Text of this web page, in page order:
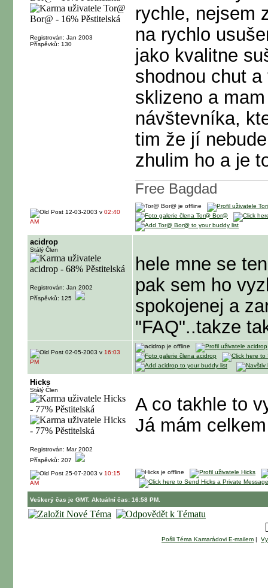
Registrován: Jan 2003
Příspěvků: 130
rychle, nejsem
na rychlo
jako kvalitne
shodnou chut
sklizeno a
návštevníka,
tim že jí
zhulim ho a je
Free Bagdad
12-03-2003 v 02:40
AM
acidrop
Stálý Člen
Registrován: Jan 2002
Příspěvků: 125
hele mne se
pak sem ho
spokojenej a
"FAQ"..takze
02-05-2003 v 16:03
PM
Hicks
Stálý Člen
Registrován: Mar 2002
Příspěvků: 207
A co takhle to
Já mám
25-07-2003 v 10:15
AM
Veškerý čas je GMT. Aktuální čas: 16:58 PM.
Pošli Téma Kamarádovi E-mailem |